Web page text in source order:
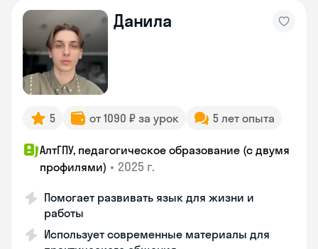
Данила
5 от 1090 ₽ за урок 5 лет опыта
АлтГПУ, педагогическое образование (с двумя
профилями) • 2025 г.
Помогает развивать язык для жизни и
работы
Использует современные материалы для